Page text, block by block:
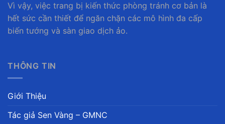
Vì vậy, việc trang bị kiến thức phòng tránh cơ bản là
hết sức cần thiết để ngăn chặn các mô hình đa cấp
biến tướng và sàn giao dịch ảo.
THÔNG TIN
Giới Thiệu
Tác giả Sen Vàng – GMNC